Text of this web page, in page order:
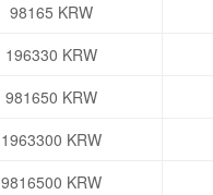
98165 KRW
196330 KRW
981650 KRW
1963300 KRW
9816500 KRW